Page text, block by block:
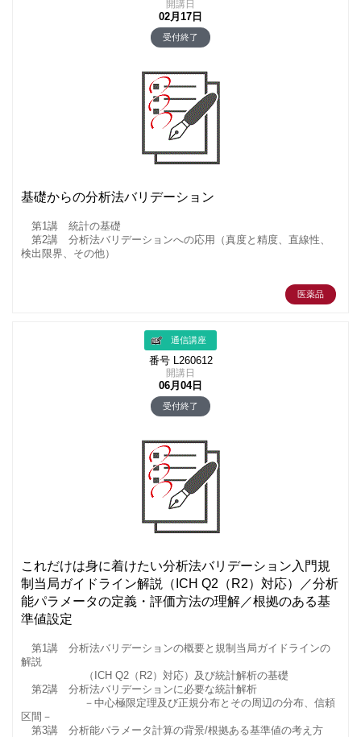
開講日
02月17日
受付終了
基礎からの分析法バリデーション
第1講 統計の基礎
第2講 分析法バリデーションへの応用（真度と精度、直線性、
検出限界、その他）
医薬品
通信講座
番号 L260612
開講日
06月04日
受付終了
これだけは身に着けたい分析法バリデーション入門規
制当局ガイドライン解説（ICH Q2（R2）対応）／分析
能パラメータの定義・評価方法の理解／根拠のある基
準値設定
第1講 分析法バリデーションの概要と規制当局ガイドラインの
解説
（ICH Q2（R2）対応）及び統計解析の基礎
第2講 分析法バリデーションに必要な統計解析
－中心極限定理及び正規分布とその周辺の分布、信頼
区間－
第3講 分析能パラメータ計算の背景/根拠ある基準値の考え方